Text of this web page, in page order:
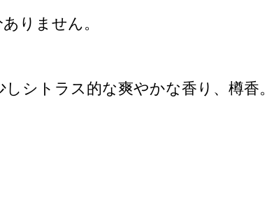
りません。
シトラス的な爽やかな香り、樽香。